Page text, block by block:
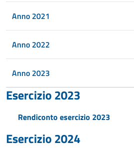
Anno 2021
Anno 2022
Anno 2023
Esercizio 2023
Rendiconto esercizio 2023
Esercizio 2024